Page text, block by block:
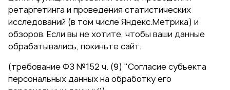
ретаргетинга и проведения статистических
исследований (в том числе Яндекс.Метрика) и
обзоров. Если вы не хотите, чтобы ваши данные
обрабатывались, покиньте сайт.
(требование ФЗ №152 ч. (9) "Согласие субъекта
персональных данных на обработку его